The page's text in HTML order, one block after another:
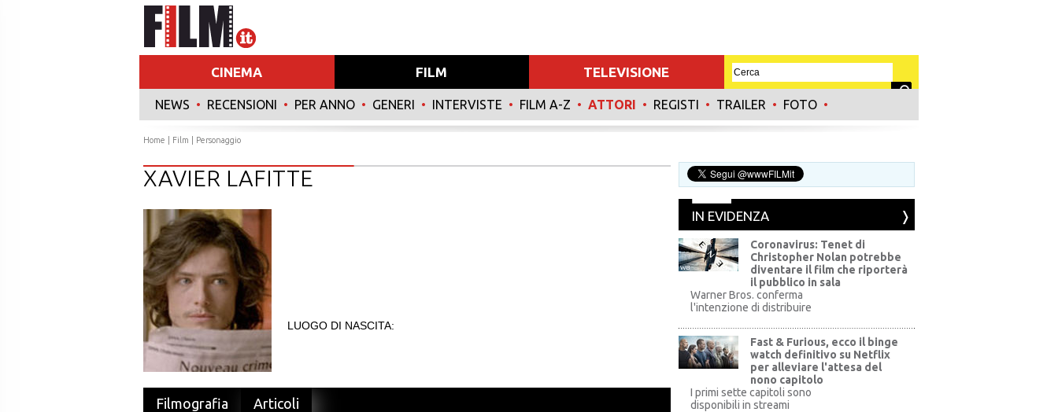
CINEMA FILM TELEVISIONE
NEWS • RECENSIONI • PER ANNO • GENERI • INTERVISTE • FILM A-Z • ATTORI • REGISTI • TRAILER • FOTO •
Home Film | Personaggio
XAVIER LAFITTE
LUOGO DI NASCITA:
Filmografia Articoli
IN EVIDENZA
WB
Coronavirus: Tenet di
Christopher Nolan potrebbe
diventare il film che riporterà
il pubblico in sala
Warner Bros. conferma
l'intenzione di distribuire
Fast & Furious, ecco il binge
watch definitivo su Netflix
per alleviare l'attesa del
nono capitolo
I primi sette capitoli sono
disponibili in streami